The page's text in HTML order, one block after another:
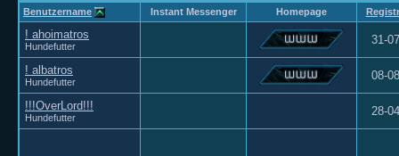
Benutzername Instant Messenger Homepage
! ahoimatros
Hundefutter 31-
! albatros
Hundefutter 08-
!!!OverLord!!!
Hundefutter 28-